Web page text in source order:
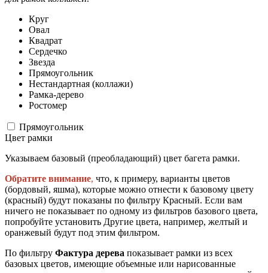
Круг
Овал
Квадрат
Сердечко
Звезда
Прямоугольник
Нестандартная (коллажи)
Рамка-дерево
Ростомер
Прямоугольник
Цвет рамки
Указываем базовый (преобладающий) цвет багета рамки.
Обратите внимание, что, к примеру, варианты цветов
(бордовый, яшма), которые можно отнести к базовому цвету
(красный) будут показаны по фильтру Красный. Если вам
ничего не показывает по одному из фильтров базового цвета,
попробуйте установить Другие цвета, например, желтый и
оранжевый будут под этим фильтром.
По фильтру Фактура дерева показывает рамки из всех
базовых цветов, имеющие объемные или нарисованные